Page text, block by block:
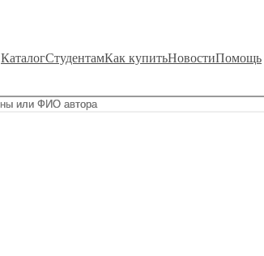
КаталогСтудентамКак купитьНовостиПомощь